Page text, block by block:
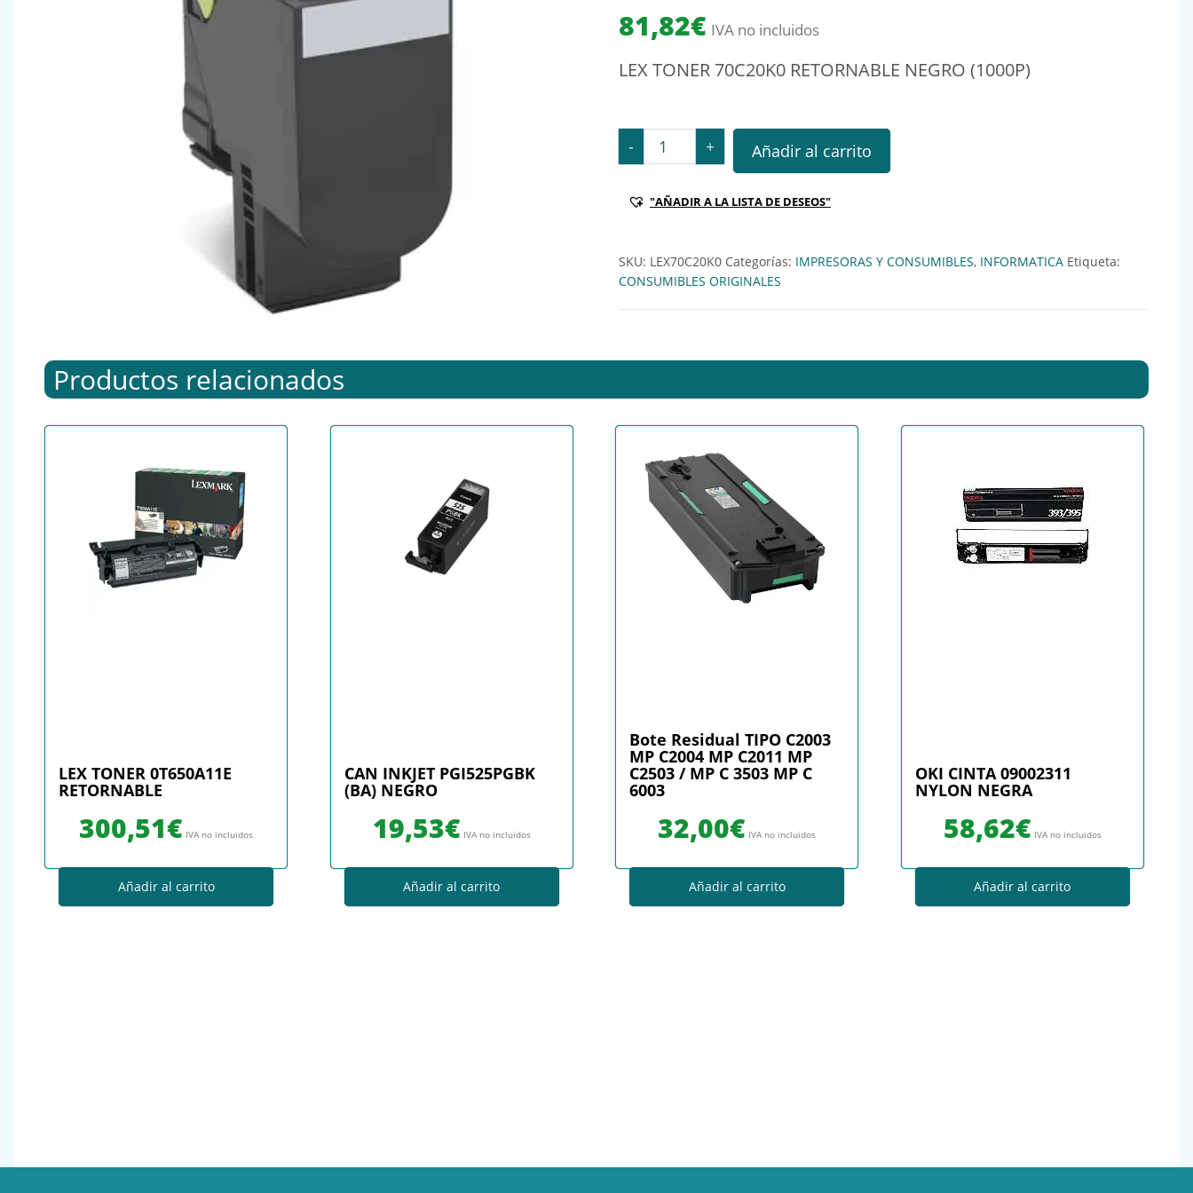
81,82€ IVA no incluidos
LEX TONER 70C20K0 RETORNABLE NEGRO (1000P)
- LEX TONER 70C20K0 RETORNABLE NEGRO (1000P) cantidad
+ Añadir al carrito
"AÑADIR A LA LISTA DE DESEOS"
SKU: LEX70C20K0 Categorías: IMPRESORAS Y CONSUMIBLES, INFORMATICA Etiqueta:
CONSUMIBLES ORIGINALES
Productos relacionados
LEX TONER 0T650A11E
RETORNABLE
300,51€ IVA no incluidos
Añadir al carrito
CAN INKJET PGI525PGBK
(BA) NEGRO
19,53€ IVA no incluidos
Añadir al carrito
Bote Residual TIPO C2003
MP C2004 MP C2011 MP
C2503 / MP C 3503 MP C
6003
32,00€ IVA no incluidos
Añadir al carrito
OKI CINTA 09002311
NYLON NEGRA
58,62€ IVA no incluidos
Añadir al carrito